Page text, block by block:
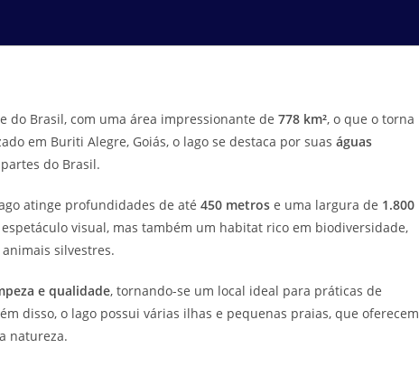
do Brasil, com uma área impressionante de 778 km², o que o torna
em Buriti Alegre, Goiás, o lago se destaca por suas águas
do Brasil.
atinge profundidades de até 450 metros e uma largura de 1.800
visual, mas também um habitat rico em biodiversidade,
silvestres.
e qualidade, tornando-se um local ideal para práticas de
disso, o lago possui várias ilhas e pequenas praias, que oferecem
natureza.